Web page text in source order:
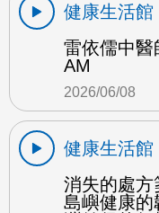
健康生活館
雷依儒中醫
AM
2026/06/08
健康生活館
消失的處方
島嶼健康的